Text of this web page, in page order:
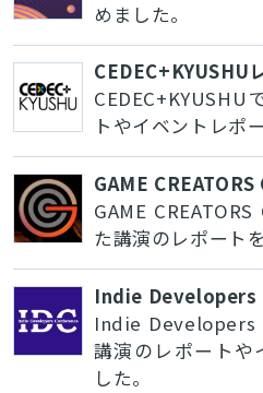
めました。
CEDEC+KYUSHU
トやイベントレポ
GAME
GAME
た講演のレポート
Indie Developers
Indie Developers
講演のレポートや
した。